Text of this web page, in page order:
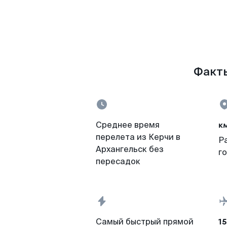
Среднее время
перелета из Керчи в
Архангельск без
пересадок
Самый быстрый прямой 15